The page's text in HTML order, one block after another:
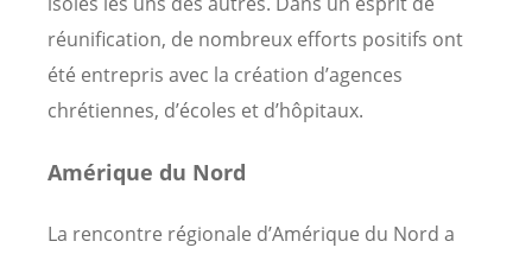
réunification, de nombreux efforts positifs ont
été entrepris avec la création d’agences
chrétiennes, d’écoles et d’hôpitaux.
Amérique du Nord
La rencontre régionale d’Amérique du Nord a